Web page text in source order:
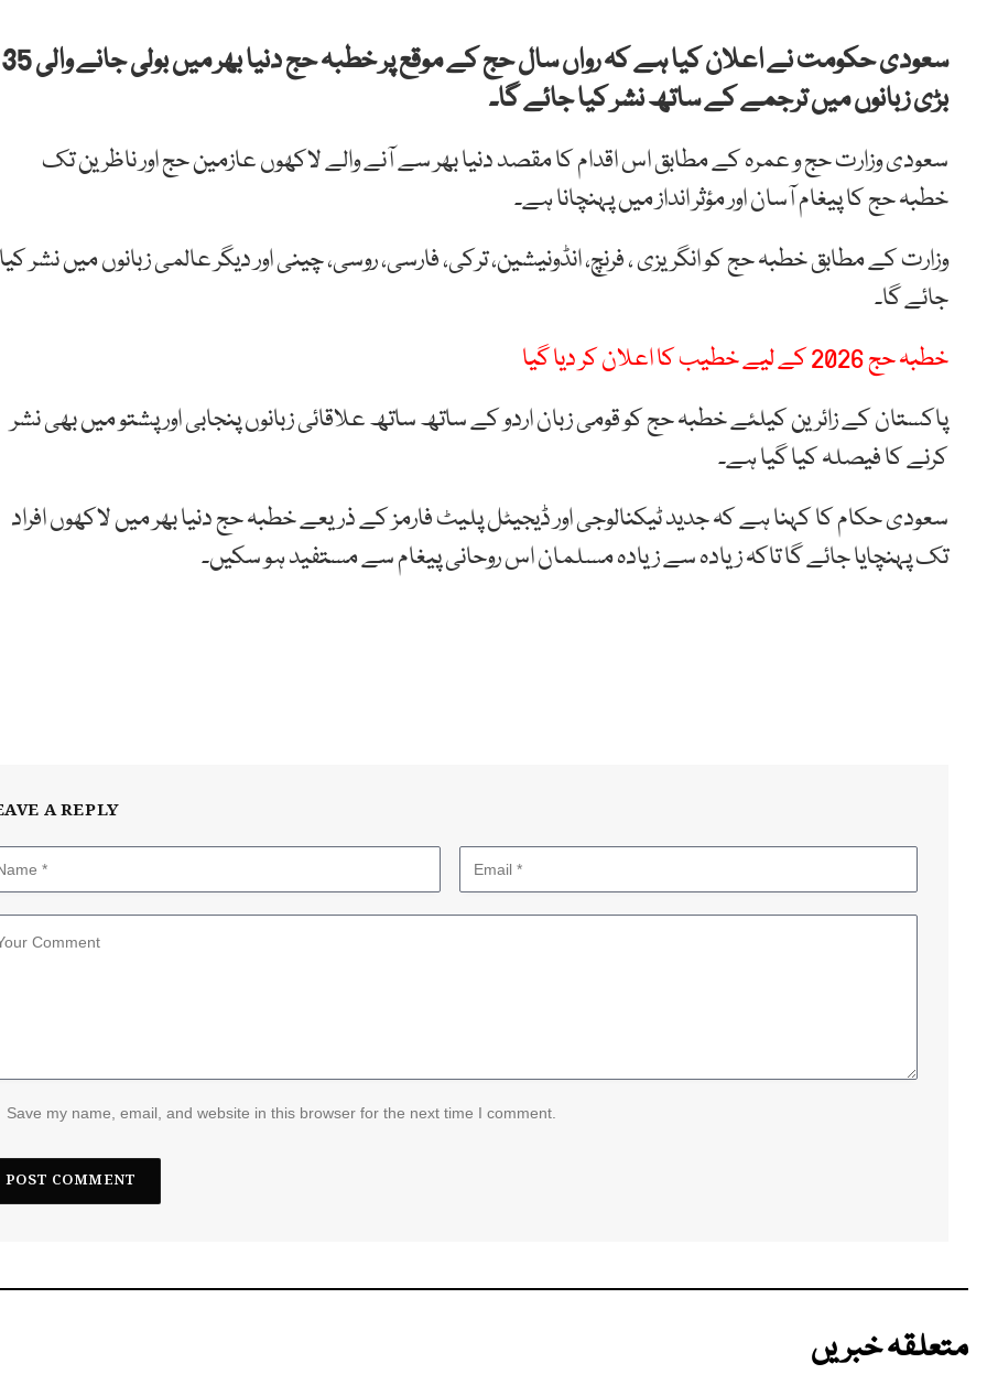
سعودی حکومت نے اعلان کیا ہے کہ رواں سال حج کے موقع پر خطبہ حج دنیا بھر میں بولی جانے والی 35
بڑی زبانوں میں ترجمے کے ساتھ نشر کیا جائے گا۔
سعودی وزارت حج و عمرہ کے مطابق اس اقدام کا مقصد دنیا بھر سے آنے والے لاکھوں عازمین حج اور ناظرین تک
خطبہ حج کا پیغام آسان اور مؤثر انداز میں پہنچانا ہے۔
وزارت کے مطابق خطبہ حج کو انگریزی ، فرنچ، انڈونیشین، ترکی، فارسی، روسی، چینی اور دیگر عالمی زبانوں میں نشر کیا
جائے گا۔
خطبہ حج 2026 کے لیے خطیب کا اعلان کر دیا گیا
پاکستان کے زائرین کیلئے خطبہ حج کو قومی زبان اردو کے ساتھ ساتھ علاقائی زبانوں پنجابی اور پشتو میں بھی نشر
کرنے کا فیصلہ کیا گیا ہے۔
سعودی حکام کا کہنا ہے کہ جدید ٹیکنالوجی اور ڈیجیٹل پلیٹ فارمز کے ذریعے خطبہ حج دنیا بھر میں لاکھوں افراد
تک پہنچایا جائے گا تاکہ زیادہ سے زیادہ مسلمان اس روحانی پیغام سے مستفید ہو سکیں۔
A REPLY
Save my name, email, and website in this browser for the next time I comment.
متعلقہ خبریں